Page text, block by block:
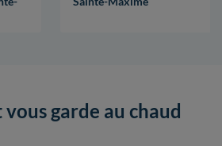
garde au chaud